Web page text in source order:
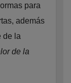
para
además
de la
de la